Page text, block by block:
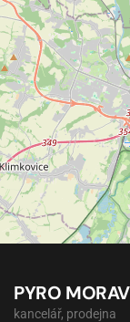
PYRO
kancelář, prodejna